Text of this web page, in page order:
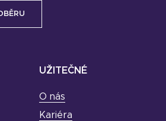
UŽITEČNÉ
O nás
Kariéra